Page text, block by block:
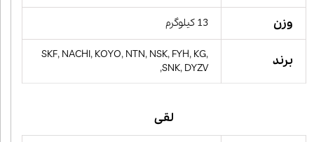
وزن 13 کیلوگرم
برند
SKF, NACHI, KOYO, NTN, NSK, FYH, KG,
SNK, DYZV,
لقی